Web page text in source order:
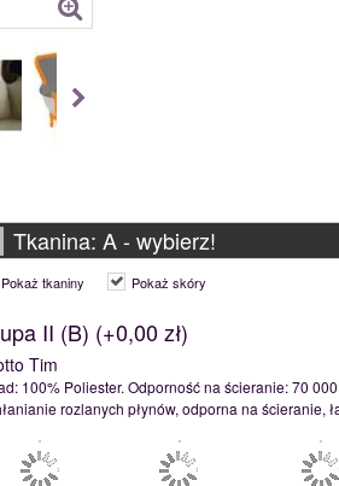
Tkanina: A -wybierz!
Pokaż tkaniny Pokaż skóry
II (B) (+0,00 zł)
Tim
100% Poliester. Odporność na ścieranie: 70
rozlanych płynów, odporna na ścieranie,